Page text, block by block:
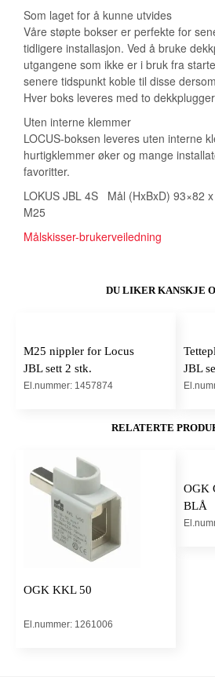
Som laget for å kunne utvides
Våre støpte bokser er perfekte for
tidligere installasjon. Ved å bruke
utgangene som ikke er i bruk fra
senere tidspunkt koble til disse
Hver boks leveres med to
Uten interne klemmer
LOCUS-boksen leveres uten interne
hurtigklemmer øker og mange
favoritter.
LOKUS JBL 4S Mål (HxBxD) 93×82
M25
Målskisser-brukerveiledning
DU LIKER KANSKJE
M25 nippler for Locus
JBL sett 2 stk.
El.nummer: 1457874
JBL
RELATERTE
OGK KKL 50
El.nummer: 1261006
OGK
BLÅ